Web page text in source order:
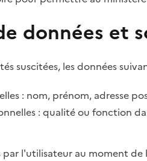
données et
suscitées, les données
: nom, prénom, adresse
: qualité ou fonction
par l'utilisateur au moment